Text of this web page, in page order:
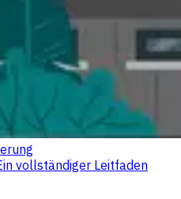
vollständiger Leitfaden